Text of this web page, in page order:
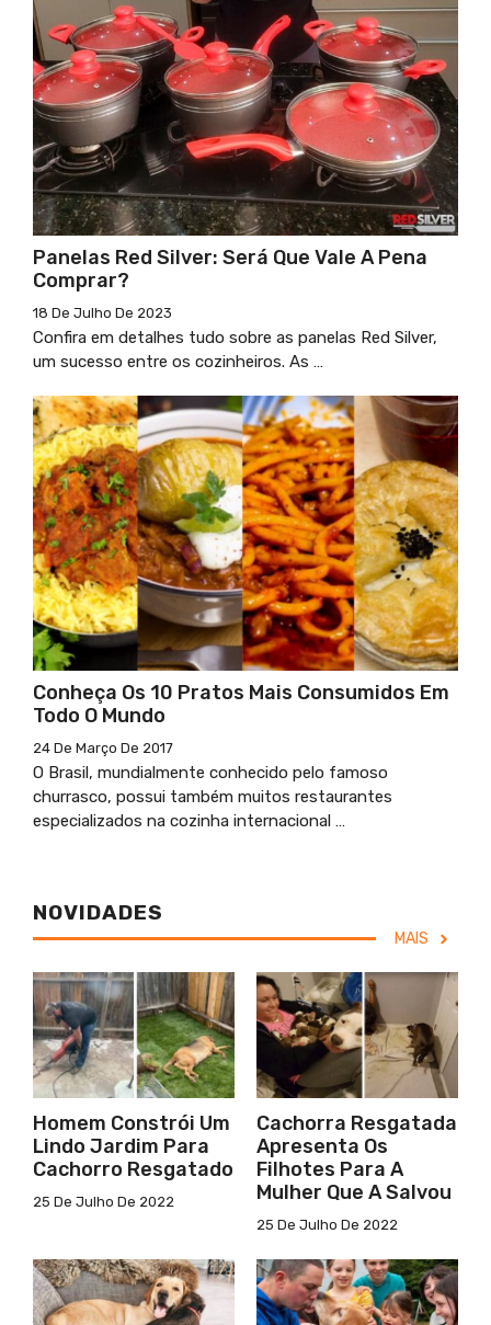
Panelas Red Silver: Será Que Vale A Pena
Comprar?
18 De Julho De 2023
Confira em detalhes tudo sobre as panelas Red Silver,
um sucesso entre os cozinheiros. As …
Conheça Os 10 Pratos Mais Consumidos Em
Todo O Mundo
24 De Março De 2017
O Brasil, mundialmente conhecido pelo famoso
churrasco, possui também muitos restaurantes
especializados na cozinha internacional …
NOVIDADES
MAIS
Homem Constrói Um
Lindo Jardim Para
Cachorro Resgatado
25 De Julho De 2022
Cachorra Resgatada
Apresenta Os
Filhotes Para A
Mulher Que A Salvou
25 De Julho De 2022